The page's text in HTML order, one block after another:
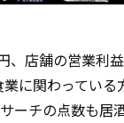
店舗の営業利
に関わってい
ーチの点数も